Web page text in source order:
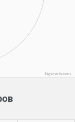
Highcharts.com